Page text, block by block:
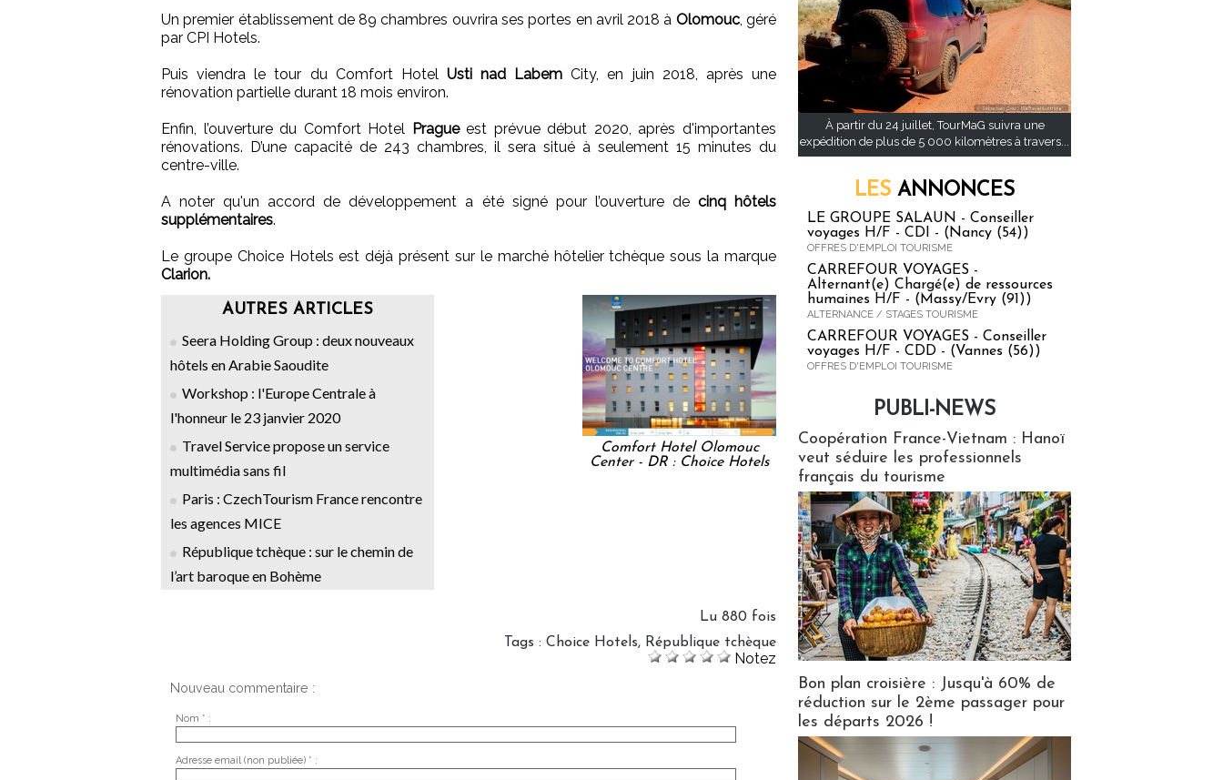
Un premier établissement de 89 chambres ouvrira ses portes en avril 2018 à Olomouc, géré
par CPI Hotels.
Puis viendra le tour du Comfort Hotel Usti nad Labem City, en juin 2018, après une
rénovation partielle durant 18 mois environ.
Enfin, l’ouverture du Comfort Hotel Pragueest prévue début 2020, après d'importantes
rénovations. D’une capacité de 243 chambres, il sera situé à seulement 15 minutes du
centre-ville.
A noter qu'un accord de développement a été signé pour l’ouverture de cinq hôtels
supplémentaires.
Le groupe Choice Hotels est déjà présent sur le marché hôtelier tchèque sous la marque
Clarion.
AUTRES ARTICLES
Seera Holding Group : deux nouveaux
hôtels en Arabie Saoudite
Workshop : l'Europe Centrale à
l'honneur le 23 janvier 2020
Travel Service propose un service
multimédia sans fil
Paris : CzechTourism France rencontre
les agences MICE
République tchèque : sur le chemin de
l’art baroque en Bohème
Comfort Hotel Olomouc
Center - DR : Choice Hotels
Lu 880 fois
Tags : Choice Hotels, République tchèque
Notez
Nouveau commentaire :
Nom * :
Adresse email (non publiée) * :
À partir du 24 juillet, TourMaG suivra une
expédition de plus de 5 000 kilomètres à travers...
LES ANNONCES
LE GROUPE SALAUN - Conseiller
voyages H/F - CDI - (Nancy (54))
OFFRES D'EMPLOI TOURISME
CARREFOUR VOYAGES -
Alternant(e) Chargé(e) de ressources
humaines H/F - (Massy/Evry (91))
ALTERNANCE / STAGES TOURISME
CARREFOUR VOYAGES - Conseiller
voyages H/F - CDD - (Vannes (56))
OFFRES D'EMPLOI TOURISME
PUBLI-NEWS
Coopération France-Vietnam : Hanoï
veut séduire les professionnels
français du tourisme
Bon plan croisière : Jusqu'à 60% de
réduction sur le 2ème passager pour
les départs 2026 !